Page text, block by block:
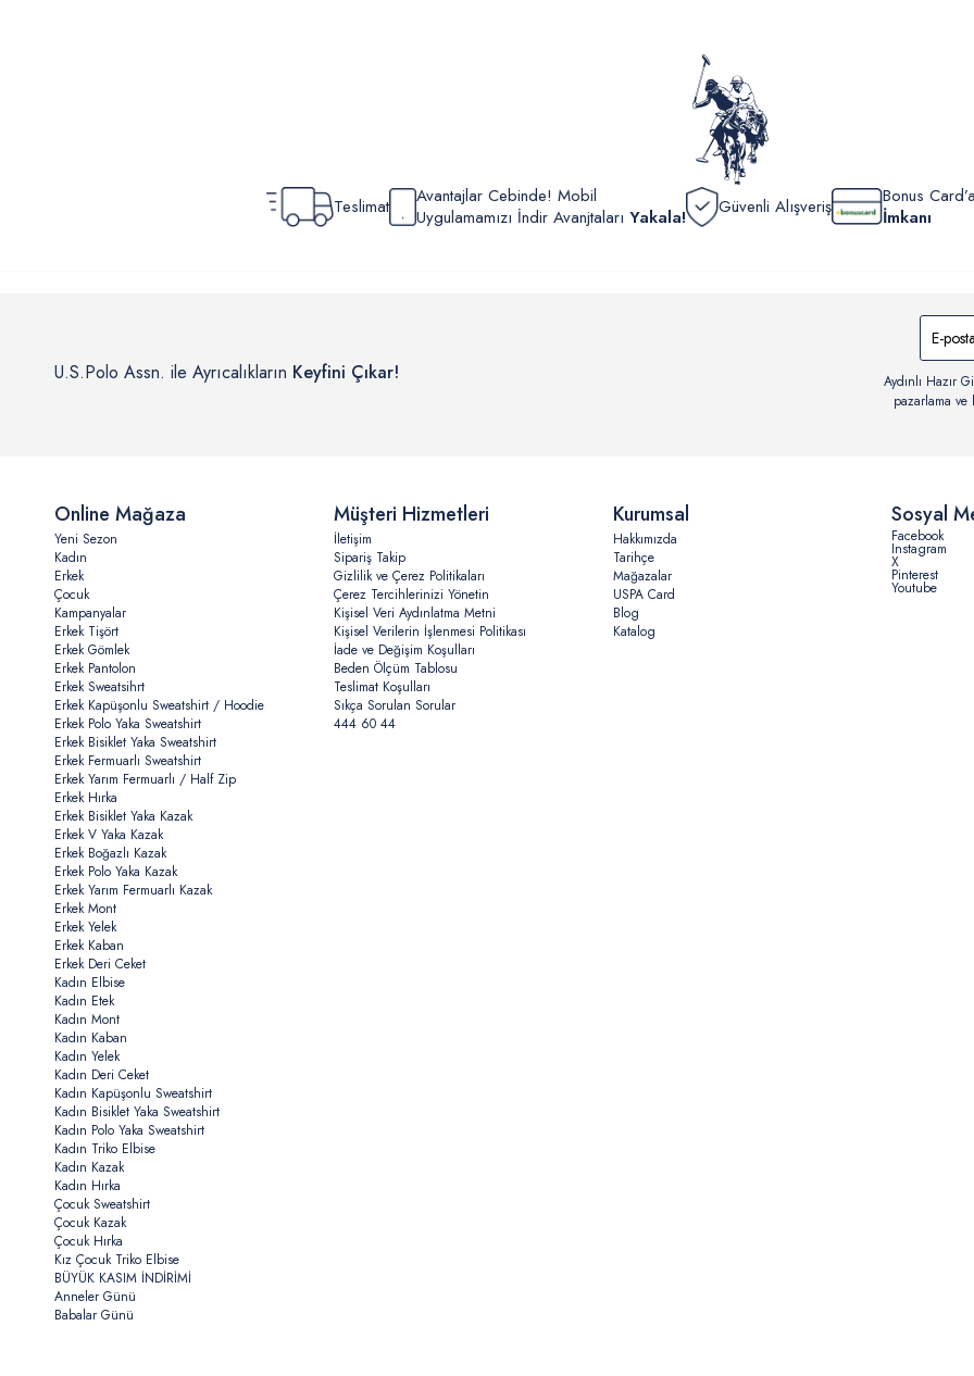
Teslimat
Avantajlar Cebinde! Mobil
Uygulamamızı İndir Avanjtaları Yakala! Güvenli Alışveriş
Bonus
İmkanı
U.S.Polo Assn. ile Ayrıcalıkların Keyfini Çıkar!
Aydınlı Hazır
pazarlama
Online Mağaza
Yeni Sezon
Kadın
Erkek
Çocuk
Kampanyalar
Erkek Tişört
Erkek Gömlek
Erkek Pantolon
Erkek Sweatsihrt
Erkek Kapüşonlu Sweatshirt / Hoodie
Erkek Polo Yaka Sweatshirt
Erkek Bisiklet Yaka Sweatshirt
Erkek Fermuarlı Sweatshirt
Erkek Yarım Fermuarlı / Half Zip
Erkek Hırka
Erkek Bisiklet Yaka Kazak
Erkek V Yaka Kazak
Erkek Boğazlı Kazak
Erkek Polo Yaka Kazak
Erkek Yarım Fermuarlı Kazak
Erkek Mont
Erkek Yelek
Erkek Kaban
Erkek Deri Ceket
Kadın Elbise
Kadın Etek
Kadın Mont
Kadın Kaban
Kadın Yelek
Kadın Deri Ceket
Kadın Kapüşonlu Sweatshirt
Kadın Bisiklet Yaka Sweatshirt
Kadın Polo Yaka Sweatshirt
Kadın Triko Elbise
Kadın Kazak
Kadın Hırka
Çocuk Sweatshirt
Çocuk Kazak
Çocuk Hırka
Kız Çocuk Triko Elbise
BÜYÜK KASIM İNDİRİMİ
Anneler Günü
Babalar Günü
Müşteri Hizmetleri
İletişim
Sipariş Takip
Gizlilik ve Çerez Politikaları
Çerez Tercihlerinizi Yönetin
Kişisel Veri Aydınlatma Metni
Kişisel Verilerin İşlenmesi Politikası
İade ve Değişim Koşulları
Beden Ölçüm Tablosu
Teslimat Koşulları
Sıkça Sorulan Sorular
444 60 44
Kurumsal
Hakkımızda
Tarihçe
Mağazalar
USPA Card
Blog
Katalog
Sosyal
Facebook
Instagram
X
Pinterest
Youtube